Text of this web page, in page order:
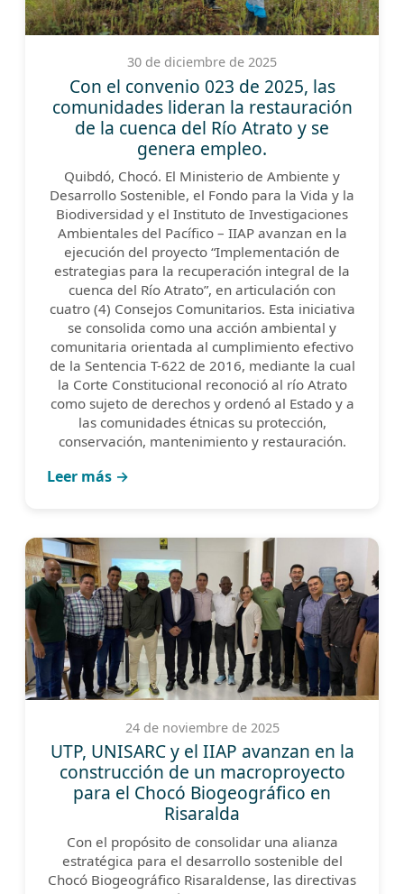
30 de diciembre de 2025
Con el convenio 023 de 2025, las
comunidades lideran la restauración
de la cuenca del Río Atrato y se
genera empleo.
Quibdó, Chocó. El Ministerio de Ambiente y
Desarrollo Sostenible, el Fondo para la Vida y la
Biodiversidad y el Instituto de Investigaciones
Ambientales del Pacífico – IIAP avanzan en la
ejecución del proyecto “Implementación de
estrategias para la recuperación integral de la
cuenca del Río Atrato”, en articulación con
cuatro (4) Consejos Comunitarios. Esta iniciativa
se consolida como una acción ambiental y
comunitaria orientada al cumplimiento efectivo
de la Sentencia T-622 de 2016, mediante la cual
la Corte Constitucional reconoció al río Atrato
como sujeto de derechos y ordenó al Estado y a
las comunidades étnicas su protección,
conservación, mantenimiento y restauración.
Leer más →
24 de noviembre de 2025
UTP, UNISARC y el IIAP avanzan en la
construcción de un macroproyecto
para el Chocó Biogeográfico en
Risaralda
Con el propósito de consolidar una alianza
estratégica para el desarrollo sostenible del
Chocó Biogeográfico Risaraldense, las directivas